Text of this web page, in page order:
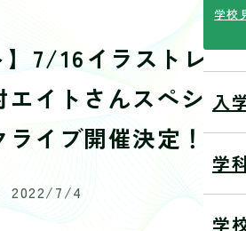
学校
入
学
学
】7/16イラストレ
エイトさんスペシ
ライブ開催決定！
2022/7/4